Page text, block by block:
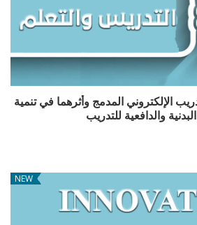
الإلكتروني المدمج وأثرهما في تنمية
البدنية والدافعية للتدريب
NEW